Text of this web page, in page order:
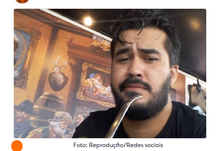
Foto: Reprodução/Redes sociais